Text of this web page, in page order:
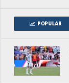
POPULAR